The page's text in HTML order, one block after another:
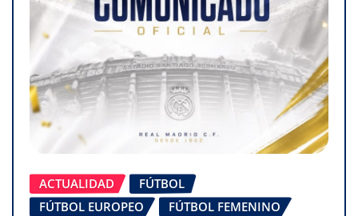
ACTUALIDAD
FÚTBOL
FÚTBOL EUROPEO
FÚTBOL FEMENINO